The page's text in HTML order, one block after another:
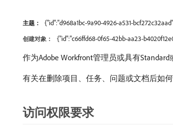
主题： {"id":"d968a1bc-9a90-4926-a531-
创建对象： {"id":"c66ffd68-0f65-42bb-aa23-
作为Adobe Workfront管理员或具有
有关在删除项目、任务、问题或文档后如
访问权限要求